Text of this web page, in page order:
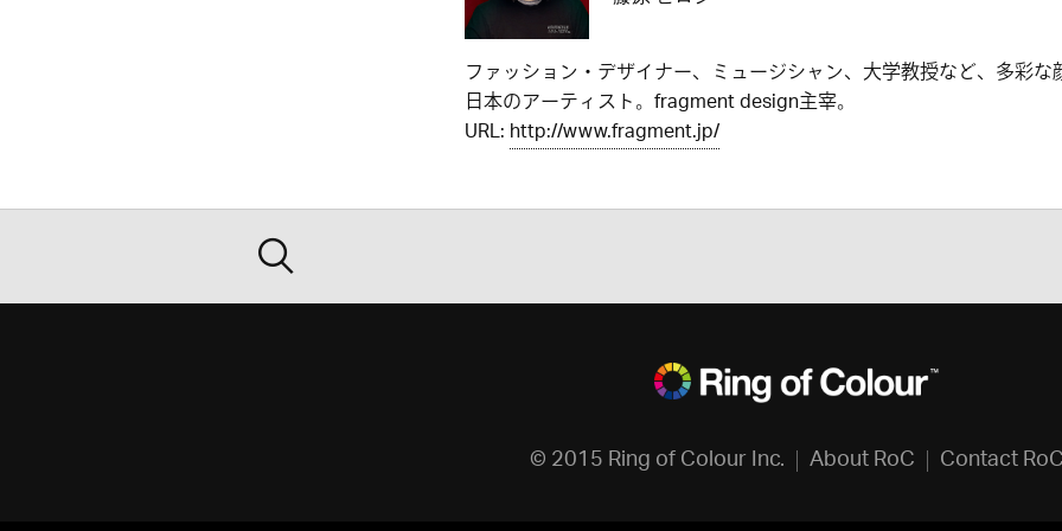
ファッション・デザイナー、ミュージシャン、大学教授など、多彩な
日本のアーティスト。fragment design主宰。
URL:http://www.fragment.jp/
© 2015 Ring of Colour Inc. About RoC Contact RoC